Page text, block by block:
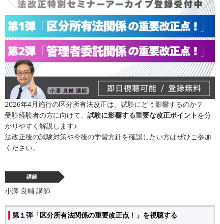
2026年4月施行の区分所有法改正は、試験にどう影響するのか？
受験経験者の方に向けて、 試験に影響する重要な改正ポイントを分
かりやすく解説します♪
法改正後の試験対策や今後の学習方針を確認したい方はぜひご参加
ください。
講師
小澤 良輔 講師
第１弾「区分所有法関係の重要改正点！」を視聴する